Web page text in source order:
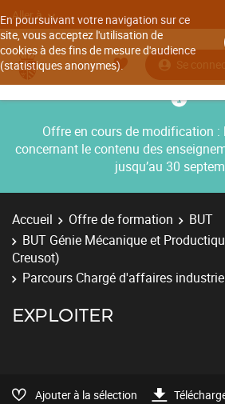
En poursuivant votre navigation sur ce
site, vous acceptez l'utilisation de
cookies à des fins de mesure d'audience
(statistiques anonymes).
Aller à
Se
Offre en cours de modification
concernant le contenu des
jusqu’au 30
Accueil Offre de formation
BUT
BUT Génie Mécanique et
Creusot)
Parcours Chargé d'affaires
EXPLOITER
Ajouter à la sélection